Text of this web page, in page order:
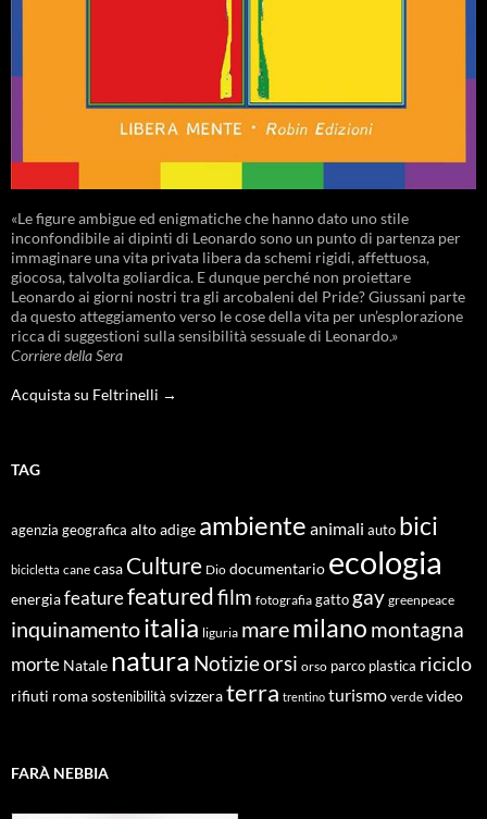
«Le figure ambigue ed enigmatiche che hanno dato uno stile
inconfondibile ai dipinti di Leonardo sono un punto di partenza per
immaginare una vita privata libera da schemi rigidi, affettuosa,
giocosa, talvolta goliardica. E dunque perché non proiettare
Leonardo ai giorni nostri tra gli arcobaleni del Pride? Giussani parte
da questo atteggiamento verso le cose della vita per un’esplorazione
ricca di suggestioni sulla sensibilità sessuale di Leonardo.»
Corriere della Sera
Acquista su Feltrinelli →
TAG
agenzia geografica alto adige ambiente animali auto bici
bicicletta cane casa Culture Dio documentario ecologia
energiafeaturefeaturedfilm fotografia gatto gay greenpeace
inquinamentoitalia liguria maremilano montagna
morte Natale natura Notizieorsi orso parco plastica riciclo
rifiuti roma sostenibilità svizzeraterra trentino turismo verde video
FARÀ NEBBIA